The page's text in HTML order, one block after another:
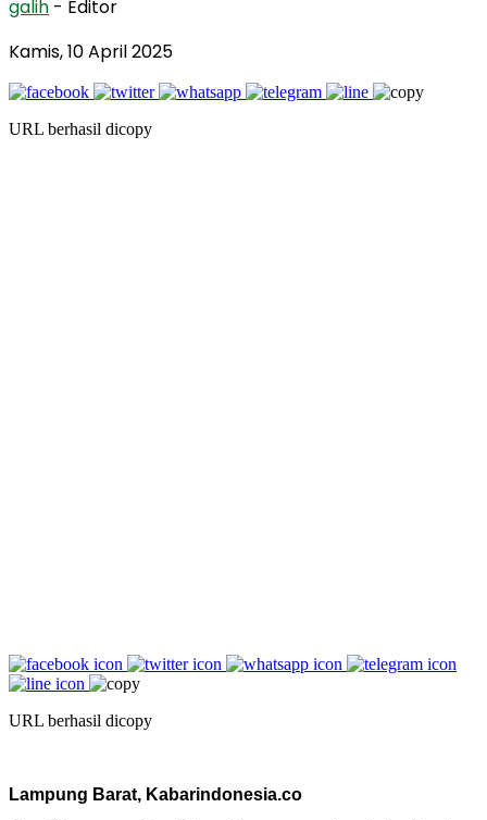
galih - Editor
Kamis, 10 April 2025
URL berhasil dicopy
URL berhasil dicopy
Lampung Barat, Kabarindonesia.co